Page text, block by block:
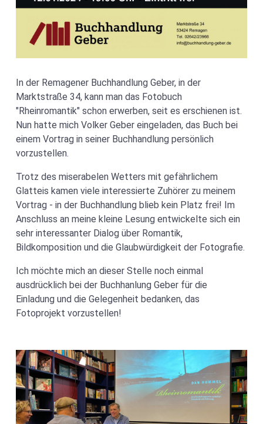
In der Remagener Buchhandlung Geber, in der
Marktstraße 34, kann man das Fotobuch
"Rheinromantik" schon erwerben, seit es erschienen ist.
Nun hatte mich Volker Geber eingeladen, das Buch bei
einem Vortrag in seiner Buchhandlung persönlich
vorzustellen.
Trotz des miserabelen Wetters mit gefährlichem
Glatteis kamen viele interessierte Zuhörer zu meinem
Vortrag - in der Buchhandlung blieb kein Platz frei! Im
Anschluss an meine kleine Lesung entwickelte sich ein
sehr interessanter Dialog über Romantik,
Bildkomposition und die Glaubwürdigkeit der Fotografie.
Ich möchte mich an dieser Stelle noch einmal
ausdrücklich bei der Buchhanlung Geber für die
Einladung und die Gelegenheit bedanken, das
Fotoprojekt vorzustellen!